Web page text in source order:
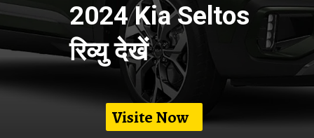
2024 Kia Seltos
रिव्यु देखें
Visite Now